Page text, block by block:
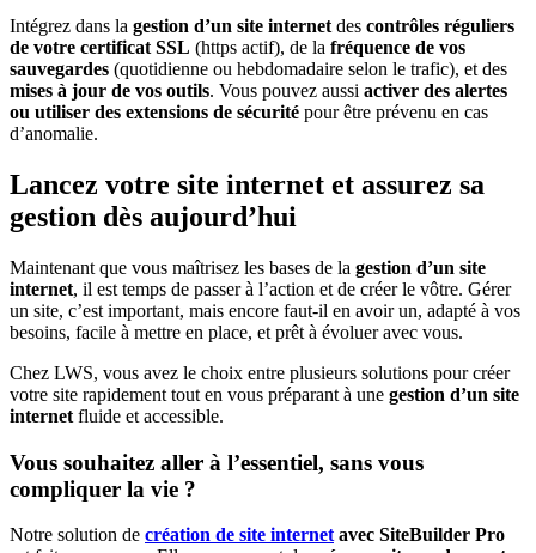
Intégrez dans la gestion d’un site internet des contrôles réguliers
de votre certificat SSL (https actif), de la fréquence de vos
sauvegardes (quotidienne ou hebdomadaire selon le trafic), et des
mises à jour de vos outils. Vous pouvez aussi activer des alertes
ou utiliser des extensions de sécurité pour être prévenu en cas
d’anomalie.
Lancez votre site internet et assurez sa
gestion dès aujourd’hui
Maintenant que vous maîtrisez les bases de la gestion d’un site
internet, il est temps de passer à l’action et de créer le vôtre. Gérer
un site, c’est important, mais encore faut-il en avoir un, adapté à vos
besoins, facile à mettre en place, et prêt à évoluer avec vous.
Chez LWS, vous avez le choix entre plusieurs solutions pour créer
votre site rapidement tout en vous préparant à une gestion d’un site
internet fluide et accessible.
Vous souhaitez aller à l’essentiel, sans vous
compliquer la vie ?
Notre solution de création de site internet avec SiteBuilder Pro